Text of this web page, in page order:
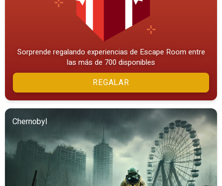
Sorprende regalando experiencias de Escape Room entre
las más de 700 disponibles
REGALAR
Chernobyl